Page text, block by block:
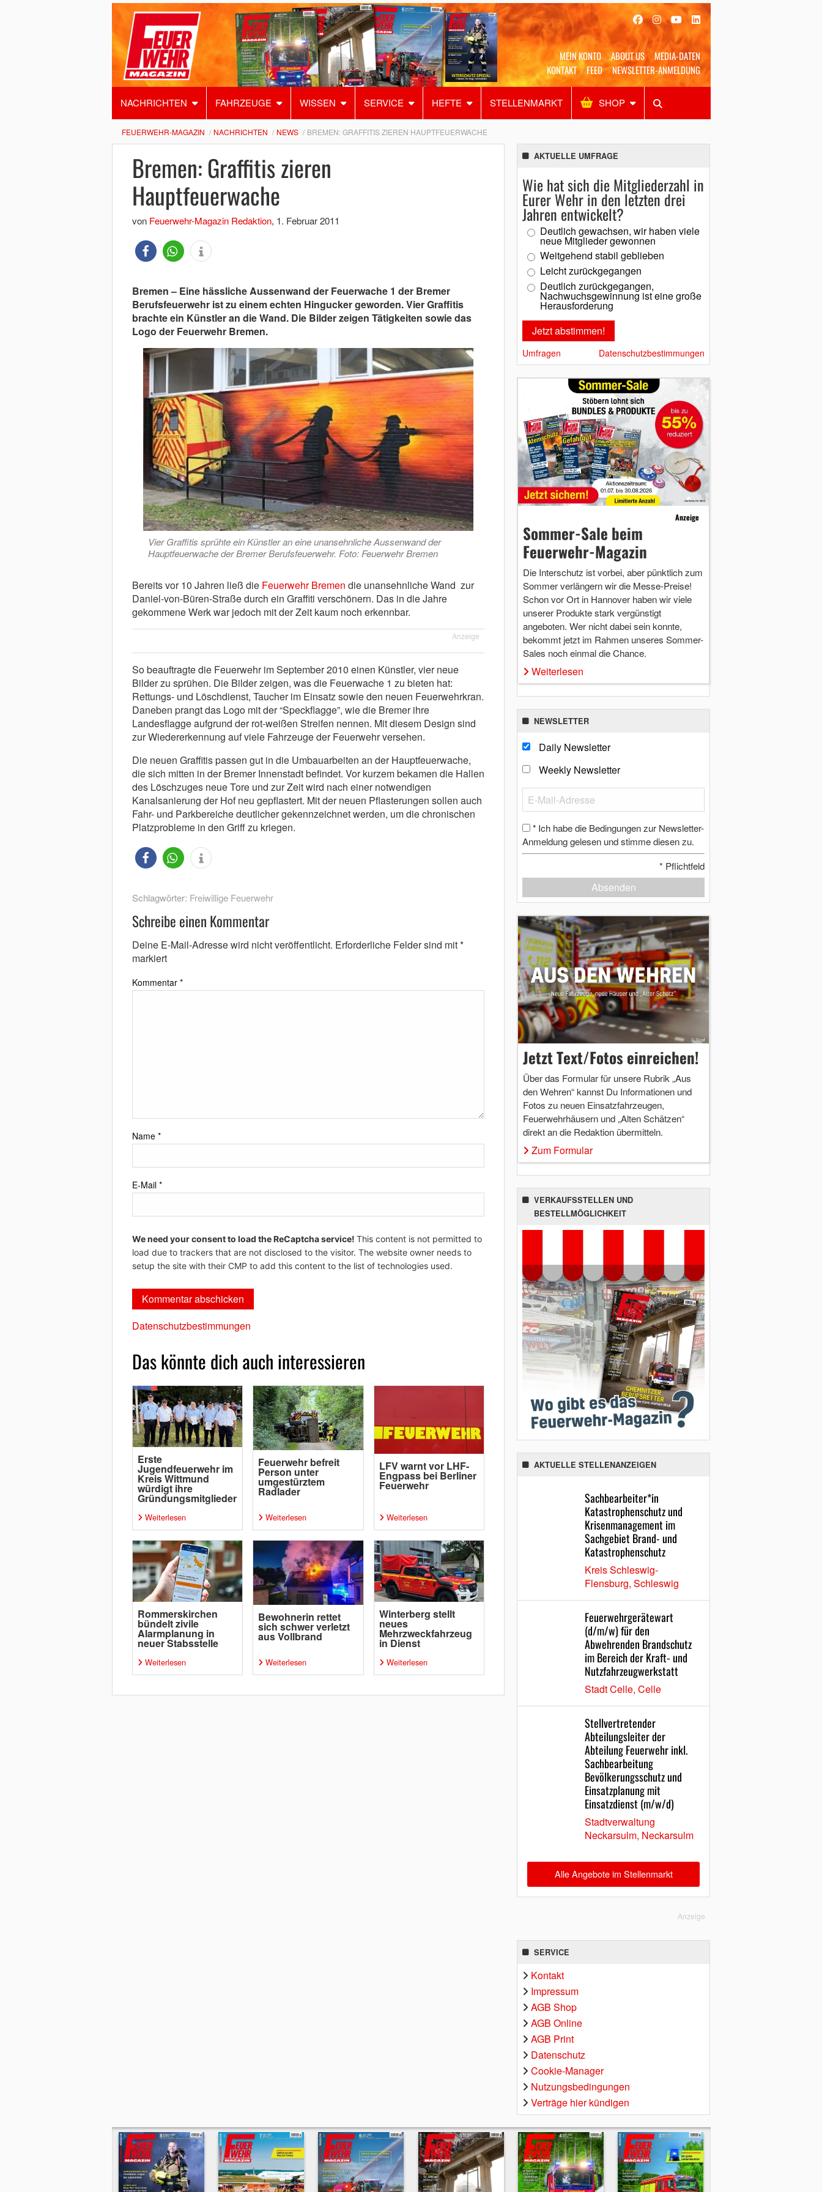
MEIN KONTO ABOUT US
MEDIA-DATEN
KONTAKT
FEED NEWSLETTER-ANMELDUNG
NACHRICHTEN FAHRZEUGE WISSEN SERVICE HEFTE STELLENMARKT SHOP
Alles Shop SUCHEN
FEUERWEHR-MAGAZIN NACHRICHTEN NEWS BREMEN: GRAFFITIS ZIEREN HAUPTFEUERWACHE
Bremen: Graffitis zieren
Hauptfeuerwache
von Feuerwehr-Magazin Redaktion, 1. Februar 2011
Bremen – Eine hässliche Aussenwand der Feuerwache 1 der Bremer
Berufsfeuerwehr ist zu einem echten Hingucker geworden. Vier Graffitis
brachte ein Künstler an die Wand. Die Bilder zeigen Tätigkeiten sowie das
Logo der Feuerwehr Bremen.
Vier Graffitis sprühte ein Künstler an eine unansehnliche Aussenwand der
Hauptfeuerwache der Bremer Berufsfeuerwehr. Foto: Feuerwehr Bremen
Bereits vor 10 Jahren ließ die Feuerwehr Bremen die unansehnliche Wand zur
Daniel-von-Büren-Straße durch ein Graffiti verschönern. Das in die Jahre
gekommene Werk war jedoch mit der Zeit kaum noch erkennbar.
Anzeige
So beauftragte die Feuerwehr im September 2010 einen Künstler, vier neue
Bilder zu sprühen. Die Bilder zeigen, was die Feuerwache 1 zu bieten hat:
Rettungs- und Löschdienst, Taucher im Einsatz sowie den neuen Feuerwehrkran.
Daneben prangt das Logo mit der “Speckflagge”, wie die Bremer ihre
Landesflagge aufgrund der rot-weißen Streifen nennen. Mit diesem Design sind
zur Wiedererkennung auf viele Fahrzeuge der Feuerwehr versehen.
Die neuen Graffitis passen gut in die Umbauarbeiten an der Hauptfeuerwache,
die sich mitten in der Bremer Innenstadt befindet. Vor kurzem bekamen die Hallen
des Löschzuges neue Tore und zur Zeit wird nach einer notwendigen
Kanalsanierung der Hof neu gepflastert. Mit der neuen Pflasterungen sollen auch
Fahr- und Parkbereiche deutlicher gekennzeichnet werden, um die chronischen
Platzprobleme in den Griff zu kriegen.
Schlagwörter: Freiwillige Feuerwehr
Schreibe einen Kommentar
Deine E-Mail-Adresse wird nicht veröffentlicht. Erforderliche Felder sind mit*
markiert
Kommentar *
Name *
E-Mail *
We need your consent to load the ReCaptcha service! This content is not permitted to
load due to trackers that are not disclosed to the visitor. The website owner needs to
setup the site with their CMP to add this content to the list of technologies used.
Datenschutzbestimmungen
Das könnte dich auch interessieren
Erste
Jugendfeuerwehr im
Kreis Wittmund
würdigt ihre
Gründungsmitglieder
Weiterlesen
Feuerwehr befreit
Person unter
umgestürztem
Radlader
Weiterlesen
LFV warnt vor LHF-
Engpass bei Berliner
Feuerwehr
Weiterlesen
Rommerskirchen
bündelt zivile
Alarmplanung in
neuer Stabsstelle
Weiterlesen
Bewohnerin rettet
sich schwer verletzt
aus Vollbrand
Weiterlesen
Winterberg stellt
neues
Mehrzweckfahrzeug
in Dienst
Weiterlesen
AKTUELLE UMFRAGE
Wie hat sich die Mitgliederzahl in
Eurer Wehr in den letzten drei
Jahren entwickelt?
Deutlich gewachsen, wir haben viele
neue Mitglieder gewonnen
Weitgehend stabil geblieben
Leicht zurückgegangen
Deutlich zurückgegangen,
Nachwuchsgewinnung ist eine große
Herausforderung
Umfragen Datenschutzbestimmungen
Anzeige
Sommer-Sale beim
Feuerwehr-Magazin
Die Interschutz ist vorbei, aber pünktlich zum
Sommer verlängern wir die Messe-Preise!
Schon vor Ort in Hannover haben wir viele
unserer Produkte stark vergünstigt
angeboten. Wer nicht dabei sein konnte,
bekommt jetzt im Rahmen unseres Sommer-
Sales noch einmal die Chance.
Weiterlesen
NEWSLETTER
Daily Newsletter
Weekly Newsletter
* Ich habe die Bedingungen zur Newsletter-
Anmeldung gelesen und stimme diesen zu.
* Pflichtfeld
Absenden
Jetzt Text/Fotos einreichen!
Über das Formular für unsere Rubrik „Aus
den Wehren“ kannst Du Informationen und
Fotos zu neuen Einsatzfahrzeugen,
Feuerwehrhäusern und „Alten Schätzen“
direkt an die Redaktion übermitteln.
Zum Formular
VERKAUFSSTELLEN UND
BESTELLMÖGLICHKEIT
AKTUELLE STELLENANZEIGEN
Sachbearbeiter*in
Katastrophenschutz und
Krisenmanagement im
Sachgebiet Brand- und
Katastrophenschutz
Kreis Schleswig-
Flensburg, Schleswig
Feuerwehrgerätewart
(d/m/w) für den
Abwehrenden Brandschutz
im Bereich der Kraft- und
Nutzfahrzeugwerkstatt
Stadt Celle, Celle
Stellvertretender
Abteilungsleiter der
Abteilung Feuerwehr inkl.
Sachbearbeitung
Bevölkerungsschutz und
Einsatzplanung mit
Einsatzdienst (m/w/d)
Stadtverwaltung
Neckarsulm, Neckarsulm
Alle Angebote im Stellenmarkt
Anzeige
SERVICE
Kontakt
Impressum
AGB Shop
AGB Online
AGB Print
Datenschutz
Cookie-Manager
Nutzungsbedingungen
Verträge hier kündigen